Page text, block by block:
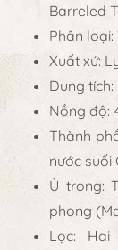
Barreled
Phân loại:
Xuất xứ:
Dung tích:
Nồng độ:
Thành
nước suối
Ủ trong:
phong
Lọc: Hai